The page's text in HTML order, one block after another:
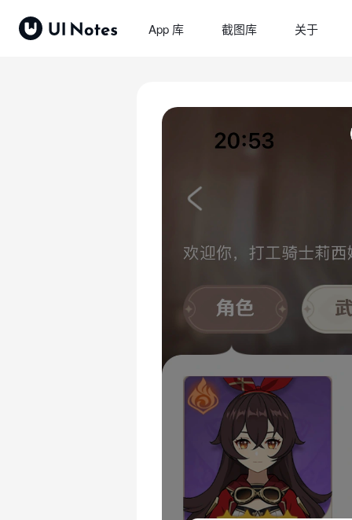
App 库 截图库 关于